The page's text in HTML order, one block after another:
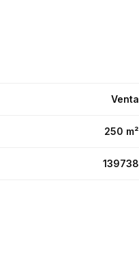
Venta
250 m²
139738